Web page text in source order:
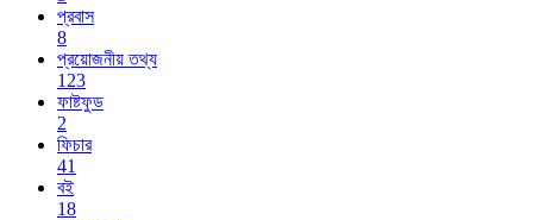
প্রবাস
8
প্রয়োজনীয় তথ্য
123
ফাষ্টফুড
2
ফিচার
41
বই
18